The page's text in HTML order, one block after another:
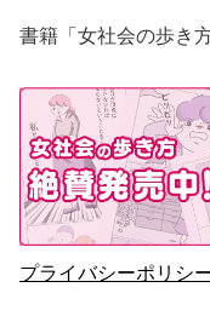
書籍「女社会の歩き
プライバシーポリシ